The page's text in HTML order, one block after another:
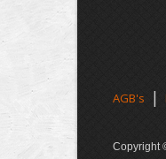
AGB's |
Copyright